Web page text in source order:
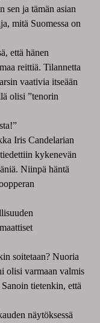
sen ja tämän asian
mitä Suomessa on
että hänen
reittiä. Tilannetta
vaativia itseään
olisi ”tenorin
Iris Candelarian
kykenevän
Niinpä häntä
soitetaan? Nuoria
olisi varmaan valmis
tietenkin, että
näytöksessä